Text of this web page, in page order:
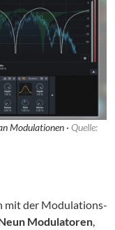
Modulationen · Quelle:
mit der Modulations-
Modulatoren